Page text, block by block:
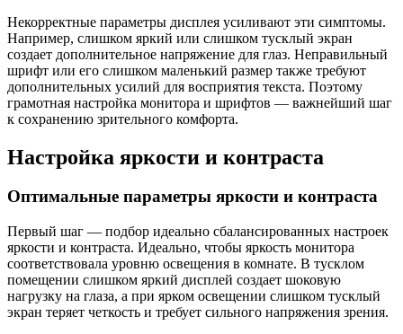
Некорректные параметры дисплея усиливают эти симптомы.
Например, слишком яркий или слишком тусклый экран
создает дополнительное напряжение для глаз. Неправильный
шрифт или его слишком маленький размер также требуют
дополнительных усилий для восприятия текста. Поэтому
грамотная настройка монитора и шрифтов — важнейший шаг
к сохранению зрительного комфорта.
Настройка яркости и контраста
Оптимальные параметры яркости и контраста
Первый шаг — подбор идеально сбалансированных настроек
яркости и контраста. Идеально, чтобы яркость монитора
соответствовала уровню освещения в комнате. В тусклом
помещении слишком яркий дисплей создает шоковую
нагрузку на глаза, а при ярком освещении слишком тусклый
экран теряет четкость и требует сильного напряжения зрения.